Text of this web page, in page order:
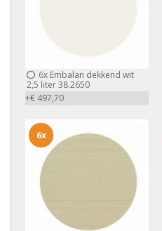
6x Embalan dekkend wit
2,5 liter 38.2650
+€ 497,70
6x